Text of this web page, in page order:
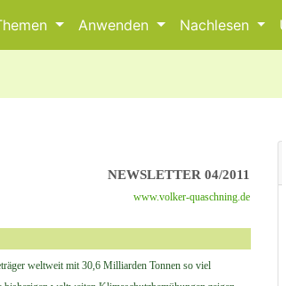
Anwenden Nachlesen
NEWSLETTER 04/2011
www.volker-quaschning.de
weltweit mit 30,6 Milliarden Tonnen so viel